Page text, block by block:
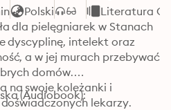
Polski
Literatura
dla pielęgniarek w Stanach
dyscyplinę, intelekt oraz
a w jej murach przebywać
domów.
na swoje koleżanki i
lekarzy.
(Audiobook):